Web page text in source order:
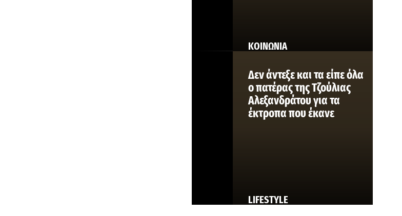
ΚΟΙΝΩΝΙΑ
LIFESTYLE
Δεν άντεξε και τα είπε όλα
ο πατέρας της Τζούλιας
Αλεξανδράτου για τα
έκτροπα που έκανε